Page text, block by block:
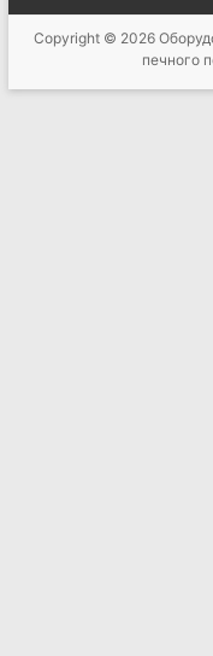
Copyright © 2026
печного